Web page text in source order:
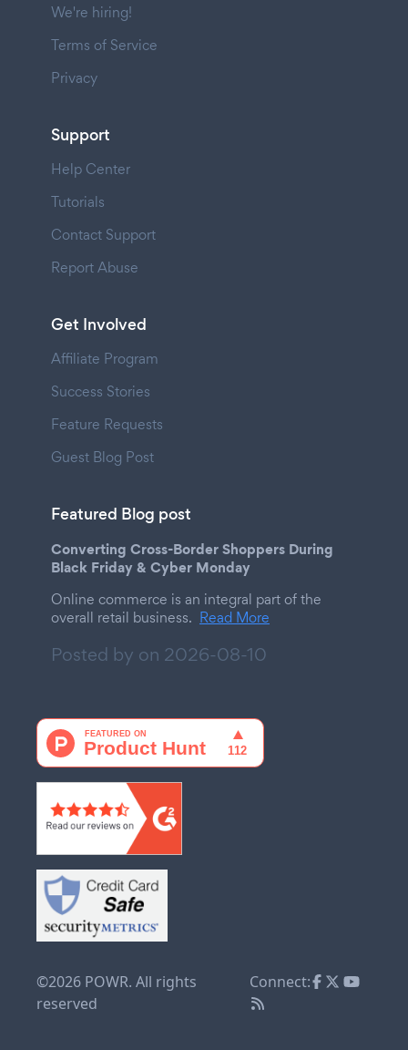
We're hiring!
Terms of Service
Privacy
Support
Help Center
Tutorials
Contact Support
Report Abuse
Get Involved
Affiliate Program
Success Stories
Feature Requests
Guest Blog Post
Featured Blog post
Converting Cross-Border Shoppers During
Black Friday & Cyber Monday
Online commerce is an integral part of the
overall retail business. Read More
Posted by on 2026-08-10
©2026 POWR. All rights
reserved
Connect: